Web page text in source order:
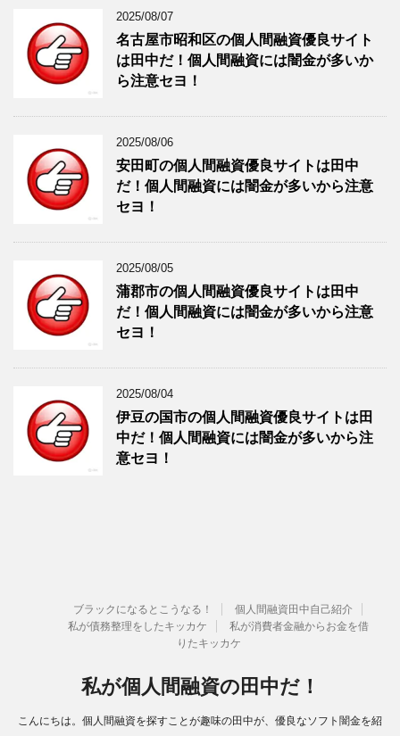
2025/08/07
名古屋市昭和区の個人間融資優良サイト
は田中だ！個人間融資には闇金が多いか
ら注意セヨ！
2025/08/06
安田町の個人間融資優良サイトは田中
だ！個人間融資には闇金が多いから注意
セヨ！
2025/08/05
蒲郡市の個人間融資優良サイトは田中
だ！個人間融資には闇金が多いから注意
セヨ！
2025/08/04
伊豆の国市の個人間融資優良サイトは田
中だ！個人間融資には闇金が多いから注
意セヨ！
ブラックになるとこうなる！
個人間融資田中自己紹介
私が債務整理をしたキッカケ
私が消費者金融からお金を借
りたキッカケ
私が個人間融資の田中だ！
こんにちは。個人間融資を探すことが趣味の田中が、優良なソフト闇金を紹